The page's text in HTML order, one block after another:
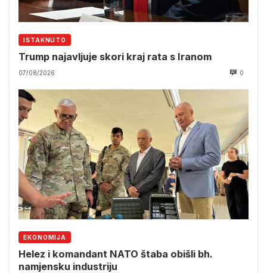
ISTAKNUTO
Trump najavljuje skori kraj rata s Iranom
07/08/2026 0
EKONOMIJA
Helez i komandant NATO štaba obišli bh.
namjensku industriju